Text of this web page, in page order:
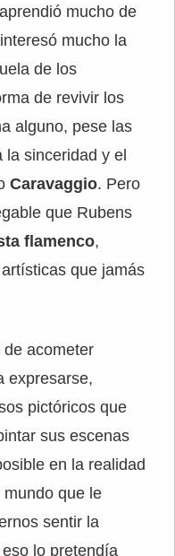
mucho de
mucho la
de los
de revivir los
alguno, pese las
sinceridad y el
Caravaggio. Pero
que Rubens
flamenco,
que jamás
acometer
expresarse,
pictóricos que
sus escenas
en la realidad
que le
sentir la
lo pretendía